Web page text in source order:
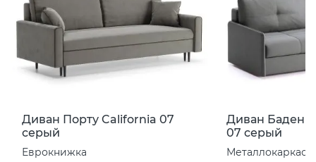
Диван Порту California 07
серый
Еврокнижка
Диван Баден
07 серый
Металлокаркас